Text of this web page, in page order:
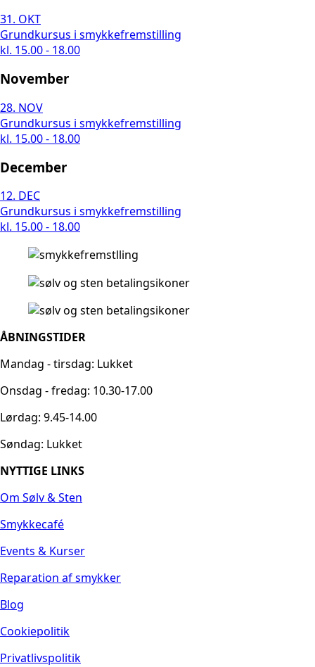
31. OKT
Grundkursus i smykkefremstilling
kl. 15.00 - 18.00
November
28. NOV
Grundkursus i smykkefremstilling
kl. 15.00 - 18.00
December
12. DEC
Grundkursus i smykkefremstilling
kl. 15.00 - 18.00
ÅBNINGSTIDER
Mandag - tirsdag: Lukket
Onsdag - fredag: 10.30-17.00
Lørdag: 9.45-14.00
Søndag: Lukket
NYTTIGE LINKS
Om Sølv & Sten
Smykkecafé
Events & Kurser
Reparation af smykker
Blog
Cookiepolitik
Privatlivspolitik